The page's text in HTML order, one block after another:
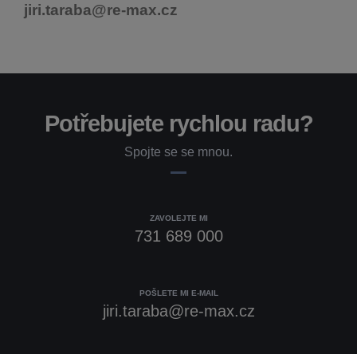
jiri.taraba@re-max.cz
Potřebujete rychlou radu?
Spojte se se mnou.
ZAVOLEJTE MI
731 689 000
POŠLETE MI E-MAIL
jiri.taraba@re-max.cz